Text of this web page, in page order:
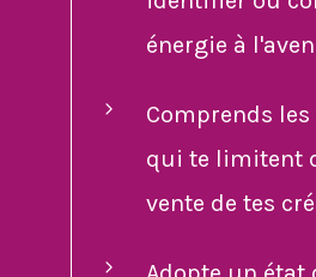
énergie à
Comprends les
qui te limitent
vente de tes